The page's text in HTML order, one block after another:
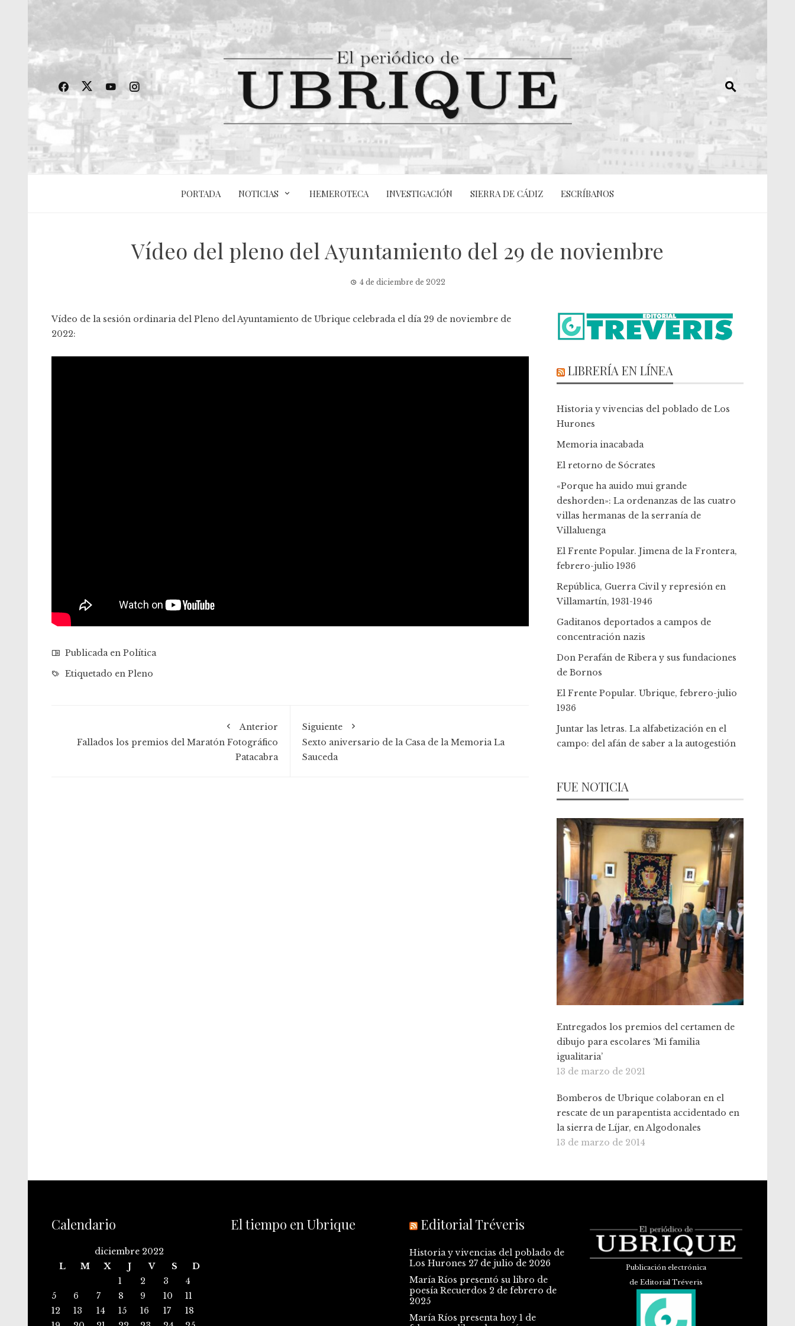
PORTADA NOTICIAS HEMEROTECA INVESTIGACIÓN SIERRA DE CÁDIZ ESCRÍBANOS
Vídeo del pleno del Ayuntamiento del 29 de noviembre
4 de diciembre de 2022
Vídeo de la sesión ordinaria del Pleno del Ayuntamiento de Ubrique celebrada el día 29 de noviembre de
2022:
Publicada en Política
Etiquetado en Pleno
Anterior
Fallados los premios del Maratón Fotográfico
Patacabra
Siguiente
Sexto aniversario de la Casa de la Memoria La
Sauceda
LIBRERÍA EN LÍNEA
Historia y vivencias del poblado de Los
Hurones
Memoria inacabada
El retorno de Sócrates
«Porque ha auido mui grande
deshorden»: La ordenanzas de las cuatro
villas hermanas de la serranía de
Villaluenga
El Frente Popular. Jimena de la Frontera,
febrero-julio 1936
República, Guerra Civil y represión en
Villamartín, 1931-1946
Gaditanos deportados a campos de
concentración nazis
Don Perafán de Ribera y sus fundaciones
de Bornos
El Frente Popular. Ubrique, febrero-julio
1936
Juntar las letras. La alfabetización en el
campo: del afán de saber a la autogestión
FUE NOTICIA
Entregados los premios del certamen de
dibujo para escolares ‘Mi familia
igualitaria’
13 de marzo de 2021
Bomberos de Ubrique colaboran en el
rescate de un parapentista accidentado en
la sierra de Líjar, en Algodonales
13 de marzo de 2014
Calendario
diciembre 2022
L
M X J V S
D
1
2 3
4
5
6 7 8 9 10
11
12
13 14 15 16 17
18
El tiempo en Ubrique Editorial Tréveris
Historia y vivencias del poblado de
Los Hurones 27 de julio de 2026
María Ríos presentó su libro de
poesía Recuerdos 2 de febrero de
2025
María Ríos presenta hoy 1 de
Publicación electrónica
de Editorial Tréveris